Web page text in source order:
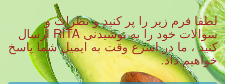
لطفا فرم زیر را پر کنید و نظرات و
سوالات خود را به نوشیدنی RITA ارسال
کنید ، ما در اسرع وقت به ایمیل شما پاسخ
خواهیم داد.